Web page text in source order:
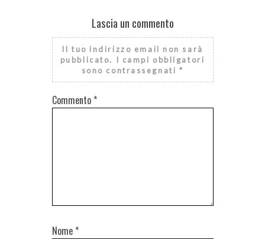
Lascia un commento
Il tuo indirizzo email non sarà
pubblicato.
I campi obbligatori
sono contrassegnati *
Commento *
Nome *